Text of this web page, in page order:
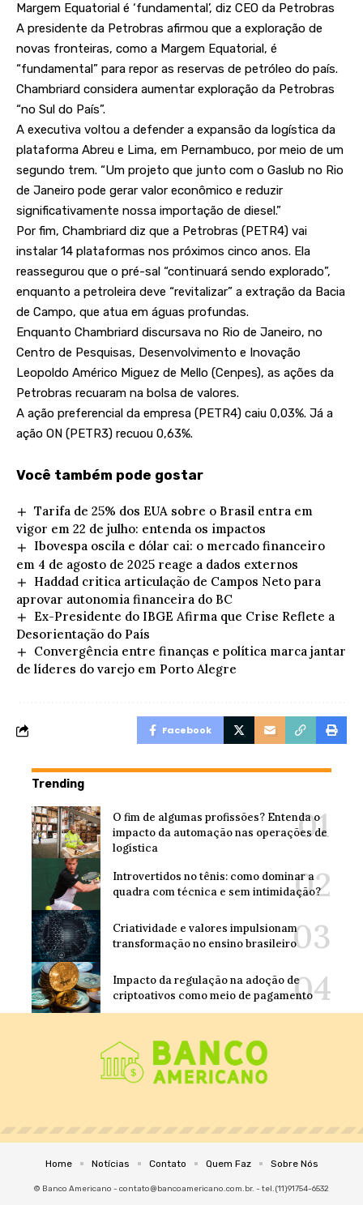
Margem Equatorial é ‘fundamental’, diz CEO da Petrobras
A presidente da Petrobras afirmou que a exploração de
novas fronteiras, como a Margem Equatorial, é
“fundamental” para repor as reservas de petróleo do país.
Chambriard considera aumentar exploração da Petrobras
“no Sul do País”.
A executiva voltou a defender a expansão da logística da
plataforma Abreu e Lima, em Pernambuco, por meio de um
segundo trem. “Um projeto que junto com o Gaslub no Rio
de Janeiro pode gerar valor econômico e reduzir
significativamente nossa importação de diesel.”
Por fim, Chambriard diz que a Petrobras (PETR4) vai
instalar 14 plataformas nos próximos cinco anos. Ela
reassegurou que o pré-sal “continuará sendo explorado”,
enquanto a petroleira deve “revitalizar” a extração da Bacia
de Campo, que atua em águas profundas.
Enquanto Chambriard discursava no Rio de Janeiro, no
Centro de Pesquisas, Desenvolvimento e Inovação
Leopoldo Américo Miguez de Mello (Cenpes), as ações da
Petrobras recuaram na bolsa de valores.
A ação preferencial da empresa (PETR4) caiu 0,03%. Já a
ação ON (PETR3) recuou 0,63%.
Você também pode gostar
Tarifa de 25% dos EUA sobre o Brasil entra em
vigor em 22 de julho: entenda os impactos
Ibovespa oscila e dólar cai: o mercado financeiro
em 4 de agosto de 2025 reage a dados externos
Haddad critica articulação de Campos Neto para
aprovar autonomia financeira do BC
Ex-Presidente do IBGE Afirma que Crise Reflete a
Desorientação do País
Convergência entre finanças e política marca jantar
de líderes do varejo em Porto Alegre
Facebook
Trending
O fim de algumas profissões? Entenda o
impacto da automação nas operações de
logística
Introvertidos no tênis: como dominar a
quadra com técnica e sem intimidação?
Criatividade e valores impulsionam
transformação no ensino brasileiro
Impacto da regulação na adoção de
criptoativos como meio de pagamento
© Banco Americano - contato@bancoamericano.com.br. - tel.(11)91754-6532
Home Notícias Contato Quem Faz Sobre Nós